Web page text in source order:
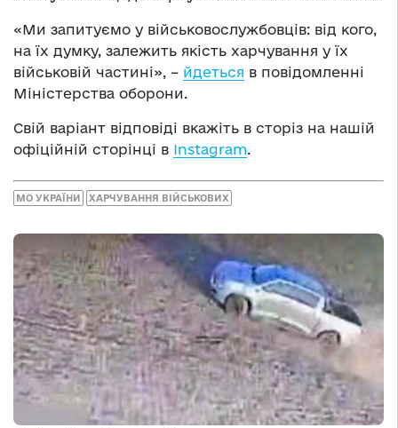
«Ми запитуємо у військовослужбовців: від кого,
на їх думку, залежить якість харчування у їх
військовій частині», – йдеться в повідомленні
Міністерства оборони.
Свій варіант відповіді вкажіть в сторіз на нашій
офіційній сторінці в Instagram.
МО УКРАЇНИ ХАРЧУВАННЯ ВІЙСЬКОВИХ